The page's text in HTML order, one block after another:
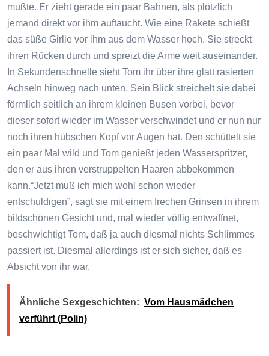
mußte. Er zieht gerade ein paar Bahnen, als plötzlich
jemand direkt vor ihm auftaucht. Wie eine Rakete schießt
das süße Girlie vor ihm aus dem Wasser hoch. Sie streckt
ihren Rücken durch und spreizt die Arme weit auseinander.
In Sekundenschnelle sieht Tom ihr über ihre glatt rasierten
Achseln hinweg nach unten. Sein Blick streichelt sie dabei
förmlich seitlich an ihrem kleinen Busen vorbei, bevor
dieser sofort wieder im Wasser verschwindet und er nun nur
noch ihren hübschen Kopf vor Augen hat. Den schüttelt sie
ein paar Mal wild und Tom genießt jeden Wasserspritzer,
den er aus ihren verstruppelten Haaren abbekommen
kann.“Jetzt muß ich mich wohl schon wieder
entschuldigen”, sagt sie mit einem frechen Grinsen in ihrem
bildschönen Gesicht und, mal wieder völlig entwaffnet,
beschwichtigt Tom, daß ja auch diesmal nichts Schlimmes
passiert ist. Diesmal allerdings ist er sich sicher, daß es
Absicht von ihr war.
Ähnliche Sexgeschichten: Vom Hausmädchen
verführt (Polin)